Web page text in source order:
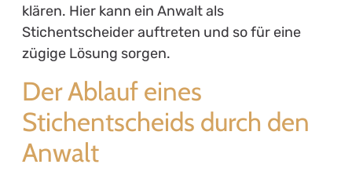
klären. Hier kann ein Anwalt als
Stichentscheider auftreten und so für eine
zügige Lösung sorgen.
Der Ablauf eines
Stichentscheids durch den
Anwalt